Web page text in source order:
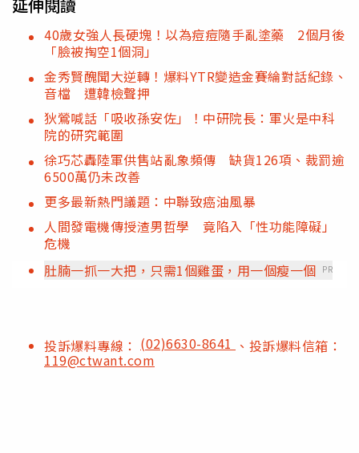
延伸閱讀
40歲女強人長硬塊！以為痘痘隨手亂塗藥 2個月後
「臉被掏空1個洞」
金秀賢醜聞大逆轉！爆料YTR變造金賽綸對話紀錄、
音檔 遭韓檢聲押
狄鶯喊話「吸收孫安佐」！中研院長：軍火是中科
院的研究範圍
徐巧芯轟陸軍供售站亂象頻傳 缺貨126項、裁罰逾
6500萬仍未改善
更多最新熱門議題：中聯致癌油風暴
人間發電機傳授渣男哲學 竟陷入「性功能障礙」
危機
肚腩一抓一大把，只需1個雞蛋，用一個瘦一個 PR
投訴爆料專線： (02)6630-8641 、投訴爆料信箱：
119@ctwant.com